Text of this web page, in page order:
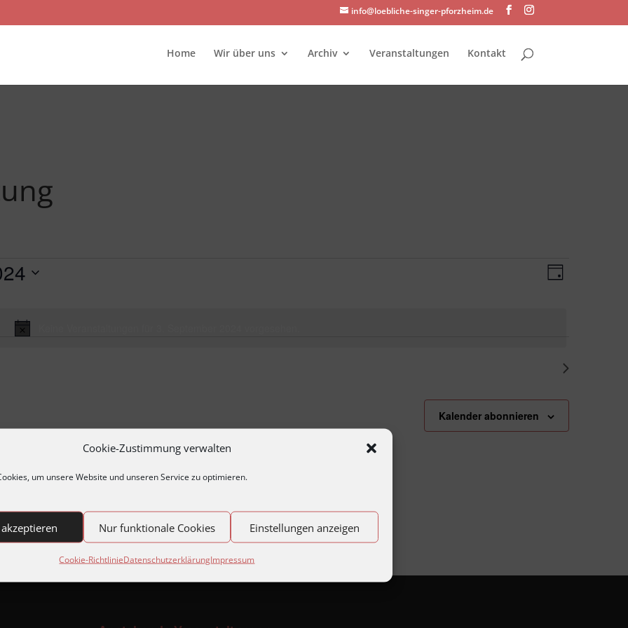
Cookie-Zustimmung verwalten
um unsere Website und unseren Service zu optimieren.
Nur funktionale Cookies Einstellungen anzeigen
Cookie-RichtlinieDatenschutzerklärungImpressum
info@loebliche-singer-pforzheim.de
Home Wir über uns Archiv Veranstaltungen Kontakt
Tag
2024
Kalender abonnieren